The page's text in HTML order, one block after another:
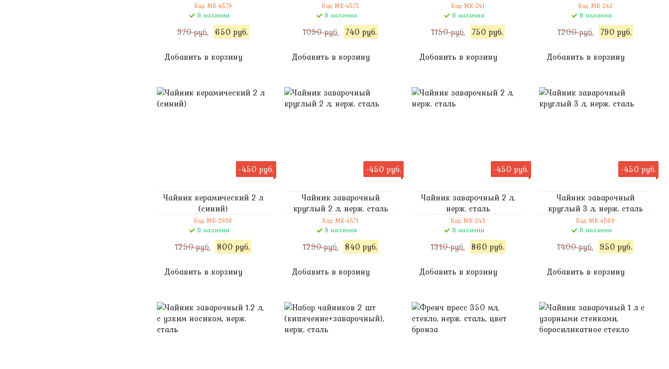
Код: MK-4579
В наличии
970 руб. 650 руб.
Добавить в корзину
Код: MK-4575
В наличии
1090 руб. 740 руб.
Добавить в корзину
Код: MK-241
В наличии
1150 руб. 750 руб.
Добавить в корзину
Код: MK-242
В наличии
1200 руб. 790 руб.
Добавить в корзину
-450 руб.
Чайник керамический 2 л
(синий)
Код: MK-2936
В наличии
1250 руб. 800 руб.
Добавить в корзину
-450 руб.
Чайник заварочный
круглый 2 л, нерж. сталь
Код: MK-4571
В наличии
1290 руб. 840 руб.
Добавить в корзину
-450 руб.
Чайник заварочный 2 л,
нерж. сталь
Код: MK-243
В наличии
1310 руб. 860 руб.
Добавить в корзину
-450 руб.
Чайник заварочный
круглый 3 л, нерж. сталь
Код: MK-4569
В наличии
1400 руб. 950 руб.
Добавить в корзину